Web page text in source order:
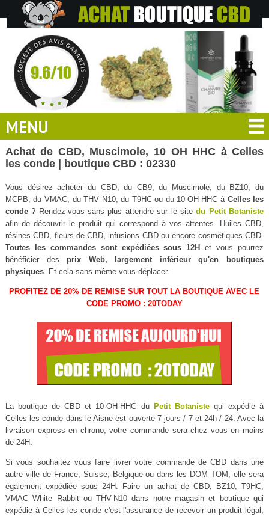
MENU
Achat de CBD, Muscimole, 10 OH HHC à Celles
les conde | boutique CBD : 02330
Vous désirez acheter du CBD, du CB9, du Muscimole, du BZ10, du
MCPB, du VMAC, du THV N10, du T9HC ou du 10-OH-HHC à Celles les
conde? Rendez-vous sans plus attendre sur le sitedu Petit Botaniste
afin de découvrir le produit qui correspond à vos attentes. Huiles CBD,
résines CBD, fleurs de CBD, infusions CBD ou encore cosmétiques CBD.
Toutes les commandes sont expédiées sous 12H
et vous pourrez
bénéficier des prix Web, largement inférieur qu'en boutiques
physiques. Et cela sans même vous déplacer.
PROFITEZ DE 20% DE REMISE SUR TOUT LA BOUTIQUE AVEC LE
CODE PROMO : 20TODAY
La boutique de CBD et 10-OH-HHC du Petit Botanistequi expédie à
Celles les conde dans le Aisne est ouverte 7 jours / 7 et 24h / 24. Avec la
livraison express en chrono, votre commande sera chez vous en moins
de 24H.
Si vous souhaitez vous faire livrer votre commande de CBD dans une
autre ville de France, Suisse, Belgique ou dans les DOM TOM, elle sera
également expédiée sous 24H. Faire un achat de CBD, BZ10, T9HC,
VMAC White Rabbit ou THV-N10 dans notre magasin et boutique qui
expédie à Celles les conde c'est l'assurance de recevoir un produit légal,